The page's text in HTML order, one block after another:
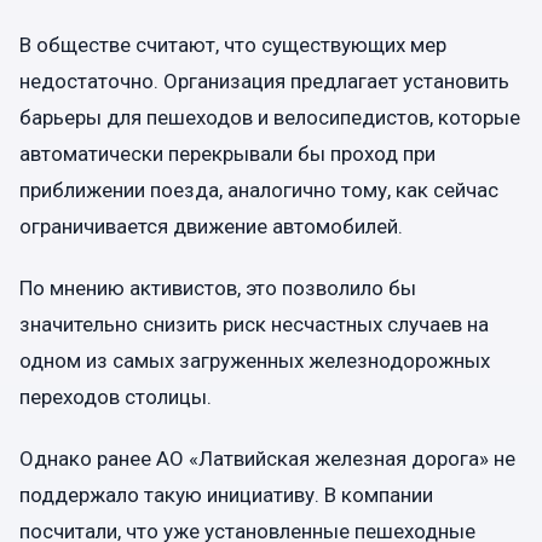
В обществе считают, что существующих мер
недостаточно. Организация предлагает установить
барьеры для пешеходов и велосипедистов, которые
автоматически перекрывали бы проход при
приближении поезда, аналогично тому, как сейчас
ограничивается движение автомобилей.
По мнению активистов, это позволило бы
значительно снизить риск несчастных случаев на
одном из самых загруженных железнодорожных
переходов столицы.
Однако ранее АО «Латвийская железная дорога» не
поддержало такую инициативу. В компании
посчитали, что уже установленные пешеходные